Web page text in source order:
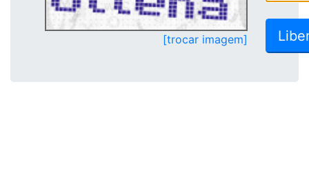
[trocar imagem]